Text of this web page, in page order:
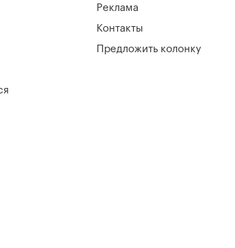
Реклама
Контакты
Предложить колонку